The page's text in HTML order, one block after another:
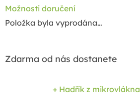
Možnosti doručení
Položka byla vyprodána…
Zdarma od nás dostanete
+ Hadřík z mikrovlákna